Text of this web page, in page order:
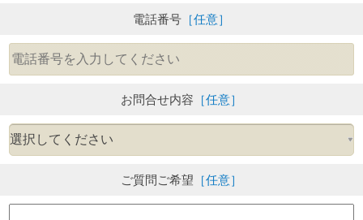
電話番号 ［任意］
お問合せ内容 ［任意］
ご質問ご希望 ［任意］